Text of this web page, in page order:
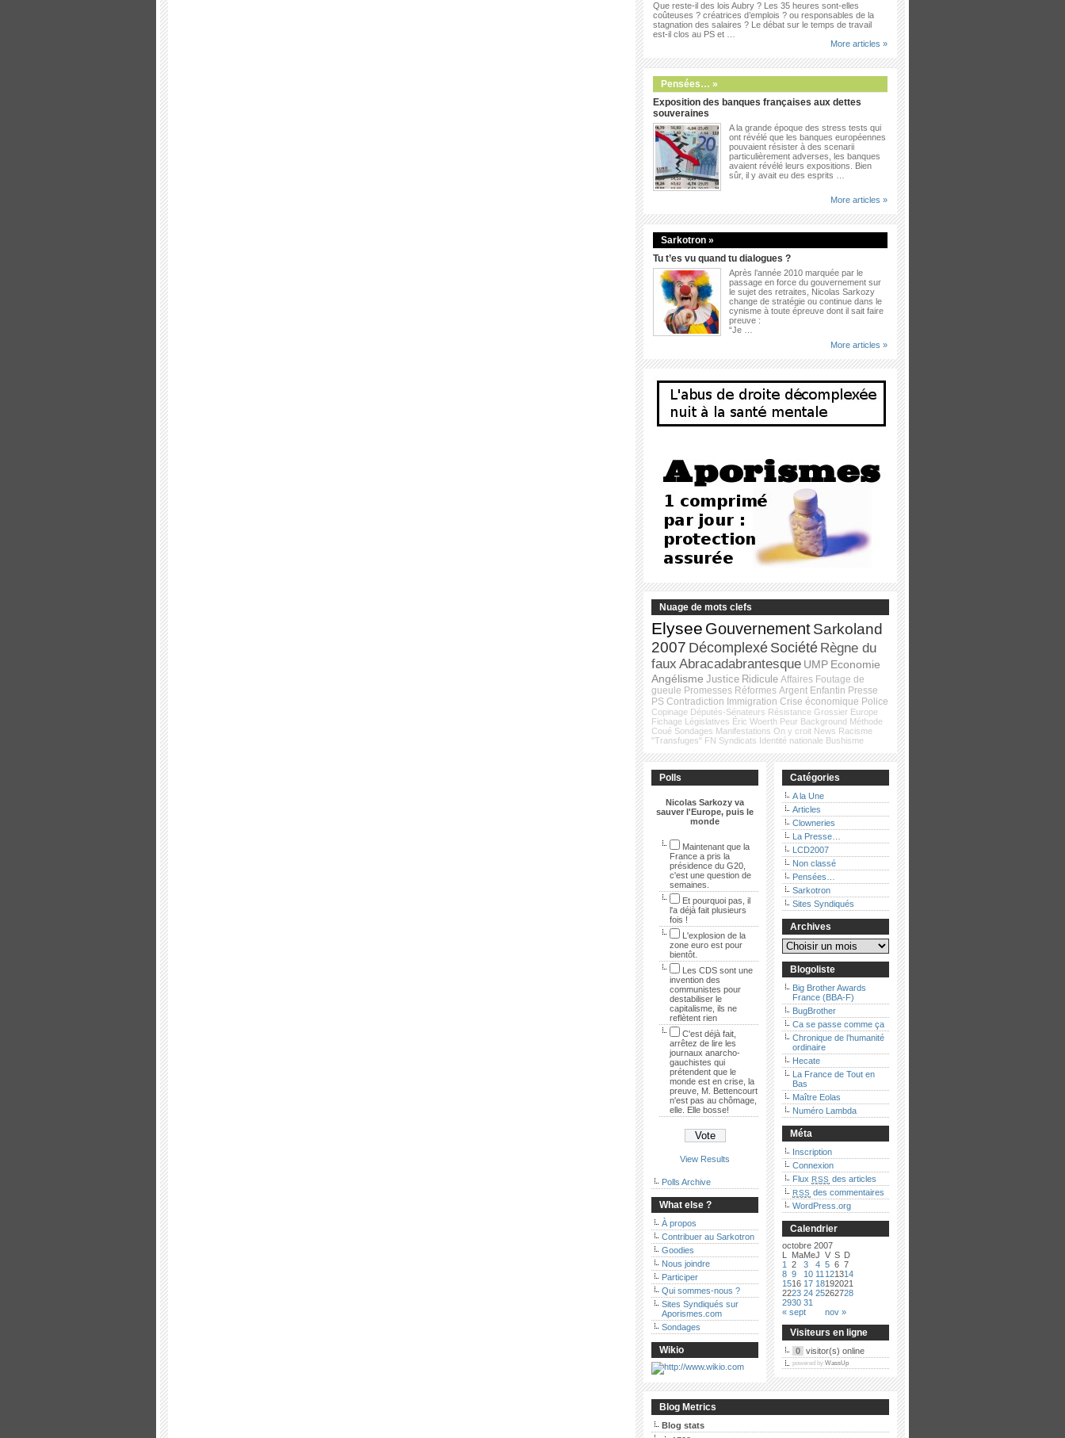
Que reste-il des lois Aubry ? Les 35 heures sont-elles
coûteuses ? créatrices d’emplois ? ou responsables de la
stagnation des salaires ? Le débat sur le temps de travail
est-il clos au PS et …
More articles »
Pensées… »
Exposition des banques françaises aux dettes
souveraines
A la grande époque des stress tests qui
ont révélé que les banques européennes
pouvaient résister à des scenarii
particulièrement adverses, les banques
avaient révélé leurs expositions. Bien
sûr, il y avait eu des esprits …
More articles »
Sarkotron »
Tu t’es vu quand tu dialogues ?
Après l’année 2010 marquée par le
passage en force du gouvernement sur
le sujet des retraites, Nicolas Sarkozy
change de stratégie ou continue dans le
cynisme à toute épreuve dont il sait faire
preuve :
“Je …
More articles »
Nuage de mots clefs
Elysee GouvernementSarkoland
2007 Décomplexé Société Règne du
faux Abracadabrantesque UMP Economie
Angélisme Justice Ridicule Affaires Foutage de
gueule Promesses Réformes Argent Enfantin Presse
PS Contradiction Immigration Crise économique Police
Copinage Députés-Sénateurs Résistance Grossier Europe
Fichage Législatives Éric Woerth Peur Background Méthode
Coué Sondages Manifestations On y croit News Racisme
"Transfuges" FN Syndicats Identité nationale Bushisme
Polls
Nicolas Sarkozy va
sauver l'Europe, puis le
monde
Maintenant que la
France a pris la
présidence du G20,
c'est une question de
semaines.
Et pourquoi pas, il
l'a déjà fait plusieurs
fois !
L'explosion de la
zone euro est pour
bientôt.
Les CDS sont une
invention des
communistes pour
destabiliser le
capitalisme, ils ne
reflètent rien
C'est déjà fait,
arrêtez de lire les
journaux anarcho-
gauchistes qui
prétendent que le
monde est en crise, la
preuve, M. Bettencourt
n'est pas au chômage,
elle. Elle bosse!
View Results
Polls Archive
What else ?
À propos
Contribuer au Sarkotron
Goodies
Nous joindre
Participer
Qui sommes-nous ?
Sites Syndiqués sur
Aporismes.com
Sondages
Wikio
Catégories
A la Une
Articles
Clowneries
La Presse…
LCD2007
Non classé
Pensées…
Sarkotron
Sites Syndiqués
Archives
Blogoliste
Big Brother Awards
France (BBA-F)
BugBrother
Ca se passe comme ça
Chronique de l’humanité
ordinaire
Hecate
La France de Tout en
Bas
Maître Eolas
Numéro Lambda
Méta
Inscription
Connexion
Flux RSS des articles
RSS des commentaires
WordPress.org
Calendrier
octobre 2007
L
MaMeJ V S D
« sept nov »
1 2 3 4 5 6 7
8 9 10 11 121314
1516 17 18192021
2223 24 25262728
2930 31
Visiteurs en ligne
0 visitor(s) online
powered by WassUp
Blog Metrics
Blog stats